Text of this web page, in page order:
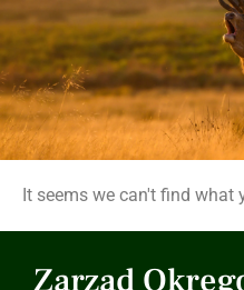
It seems we can't find what
Zarząd